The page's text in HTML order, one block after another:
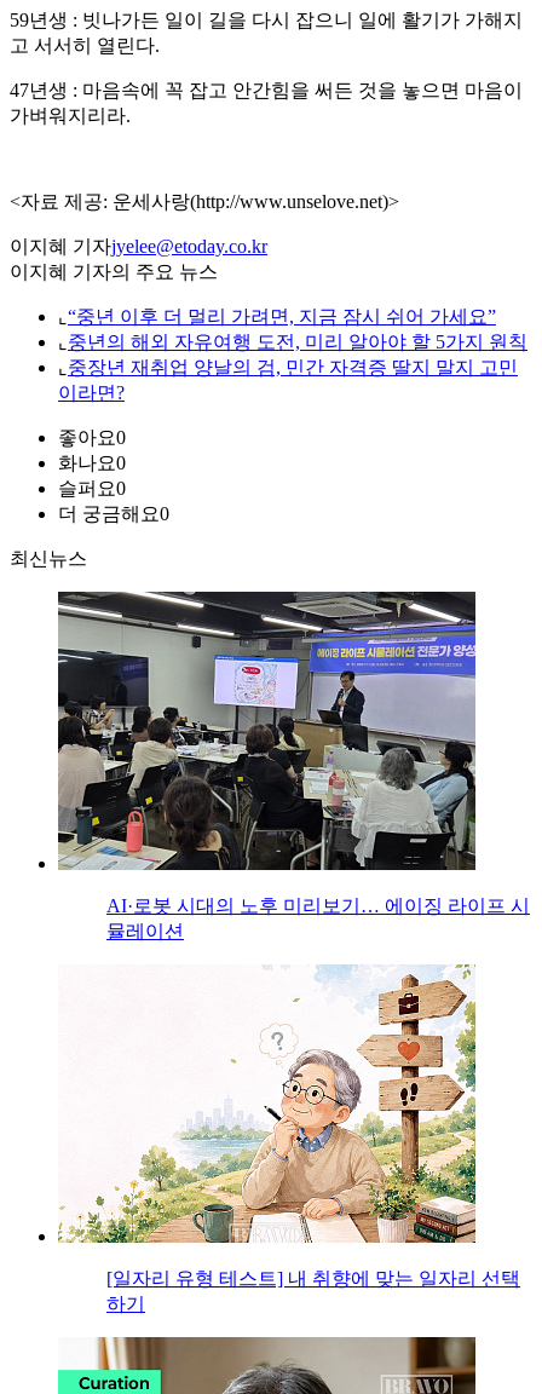
59년생 : 빗나가든 일이 길을 다시 잡으니 일에 활기가 가해지
고 서서히 열린다.
47년생 : 마음속에 꼭 잡고 안간힘을 써든 것을 놓으면 마음이
가벼워지리라.
<자료 제공: 운세사랑(http://www.unselove.net)>
이지혜 기자jyelee@etoday.co.kr
이지혜 기자의 주요 뉴스
⌞ “중년 이후 더 멀리 가려면, 지금 잠시 쉬어 가세요”
⌞ 중년의 해외 자유여행 도전, 미리 알아야 할 5가지 원칙
⌞ 중장년 재취업 양날의 검, 민간 자격증 딸지 말지 고민
이라면?
좋아요0
화나요0
슬퍼요0
더 궁금해요0
최신뉴스
AI·로봇 시대의 노후 미리보기… 에이징 라이프 시
뮬레이션
[일자리 유형 테스트] 내 취향에 맞는 일자리 선택
하기